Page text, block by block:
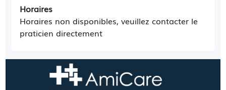
Horaires
Horaires non disponibles, veuillez contacter le
praticien directement